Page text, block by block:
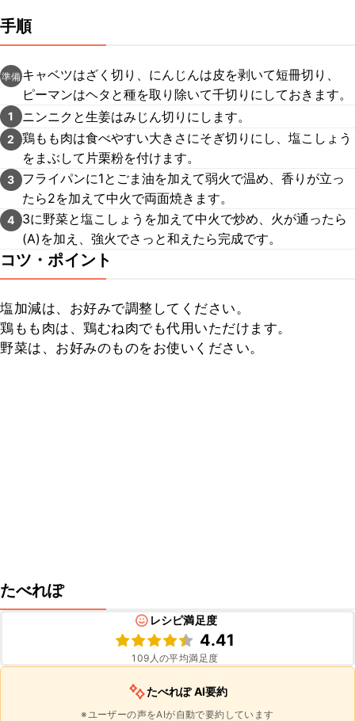
手順
準備 キャベツはざく切り、にんじんは皮を剥いて短冊切り、
ピーマンはヘタと種を取り除いて千切りにしておきます。
1 ニンニクと生姜はみじん切りにします。
2
鶏もも肉は食べやすい大きさにそぎ切りにし、塩こしょう
をまぶして片栗粉を付けます。
3
フライパンに1とごま油を加えて弱火で温め、香りが立っ
たら2を加えて中火で両面焼きます。
4
3に野菜と塩こしょうを加えて中火で炒め、火が通ったら
(A)を加え、強火でさっと和えたら完成です。
コツ・ポイント
塩加減は、お好みで調整してください。
鶏もも肉は、鶏むね肉でも代用いただけます。
野菜は、お好みのものをお使いください。
たべれぽ
レシピ満足度
4.41
109 人の平均満足度
たべれぽ AI要約
※ユーザーの声をAIが自動で要約しています